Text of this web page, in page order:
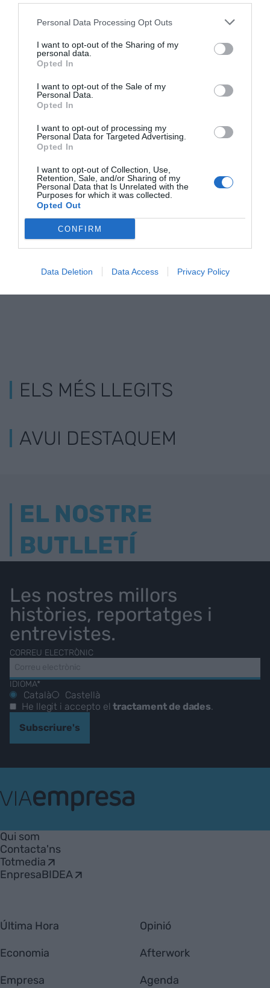
Personal Data Processing Opt Outs
I want to opt-out of the Sharing of my
personal data.
Opted In
I want to opt-out of the Sale of my
Personal Data.
Opted In
I want to opt-out of processing my
Personal Data for Targeted Advertising.
Opted In
I want to opt-out of Collection, Use,
Retention, Sale, and/or Sharing of my
Personal Data that Is Unrelated with the
Purposes for which it was collected.
Opted Out
CONFIRM
Data Deletion Data Access Privacy Policy
RELACIONADES
La ciberseguretat
entra en una nova
era: "Les
contrasenyes han
quedat obsoletes"
Catalunya és la
tercera regió
captació de
projectes de
La indústria
ELS MÉS LLEGITS
AVUI DESTAQUEM
EL NOSTRE
BUTLLETÍ
Les nostres millors
històries, reportatges i
entrevistes.
CORREU ELECTRÒNIC
IDIOMA*
Català
Castellà
He llegit i accepto eltractament de dades.
Subscriure's
Empresa
Qui som
Contacta'ns
Totmedia
EnpresaBIDEA
Última Hora
Economia
Empresa
Opinió
Afterwork
Agenda